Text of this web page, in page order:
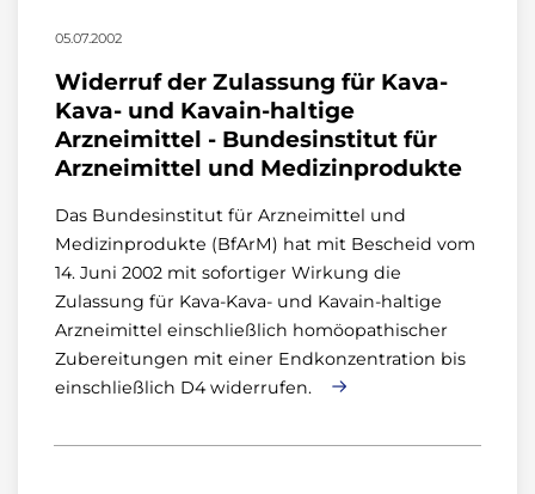
05.07.2002
Widerruf der Zulassung für Kava-
Kava- und Kavain-haltige
Arzneimittel - Bundesinstitut für
Arzneimittel und Medizinprodukte
Das Bundesinstitut für Arzneimittel und
Medizinprodukte (BfArM) hat mit Bescheid vom
14. Juni 2002 mit sofortiger Wirkung die
Zulassung für Kava-Kava- und Kavain-haltige
Arzneimittel einschließlich homöopathischer
Zubereitungen mit einer Endkonzentration bis
einschließlich D4 widerrufen.